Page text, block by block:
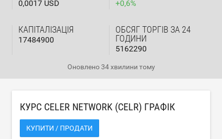
0,0017 USD +0,6%
КАПІТАЛІЗАЦІЯ
17484900
ОБСЯГ ТОРГІВ ЗА 24
ГОДИНИ
5162290
Оновлено34 хвилини тому
КУРС CELER NETWORK (CELR) ГРАФІК
КУПИТИ / ПРОДАТИ